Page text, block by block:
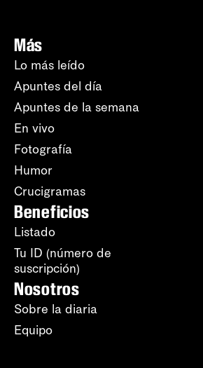
Más
Lo más leído
Apuntes del día
Apuntes de la semana
En vivo
Fotografía
Humor
Crucigramas
Beneficios
Listado
Tu ID (número de
suscripción)
Nosotros
Sobre la diaria
Equipo